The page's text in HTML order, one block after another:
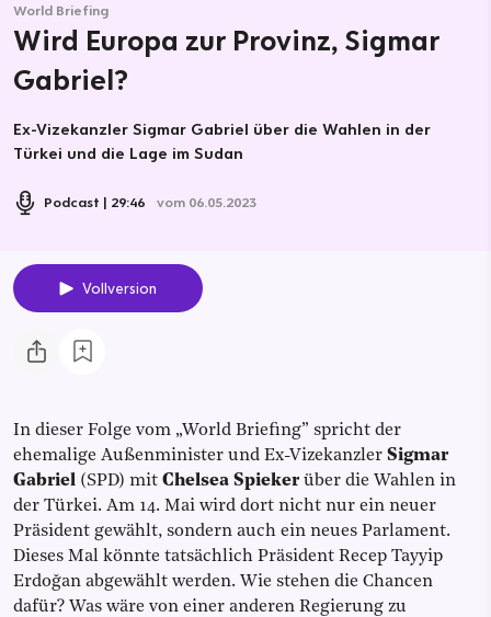
World Briefing
Wird Europa zur Provinz, Sigmar
Gabriel?
Ex-Vizekanzler Sigmar Gabriel über die Wahlen in der
Türkei und die Lage im Sudan
Podcast 29:46 vom 06.05.2023
Vollversion
In dieser Folge vom „World Briefing” spricht der
ehemalige Außenminister und Ex-Vizekanzler Sigmar
Gabriel (SPD) mit Chelsea Spiekerüber die Wahlen in
der Türkei. Am 14. Mai wird dort nicht nur ein neuer
Präsident gewählt, sondern auch ein neues Parlament.
Dieses Mal könnte tatsächlich Präsident Recep Tayyip
Erdoğan abgewählt werden. Wie stehen die Chancen
dafür? Was wäre von einer anderen Regierung zu